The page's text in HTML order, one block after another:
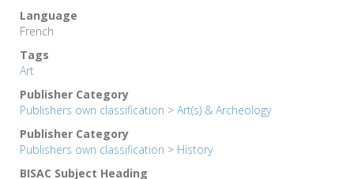
Language
French
Tags
Art
Publisher Category
Publishers own classification > Art(s) & Archeology
Publisher Category
Publishers own classification > History
BISAC Subject Heading